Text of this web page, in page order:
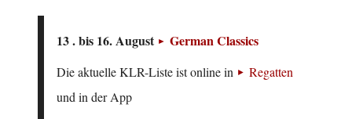
13 . bis 16. August German Classics
Die aktuelle KLR-Liste ist online in
Regatten
und in der App